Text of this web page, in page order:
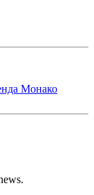
Монако